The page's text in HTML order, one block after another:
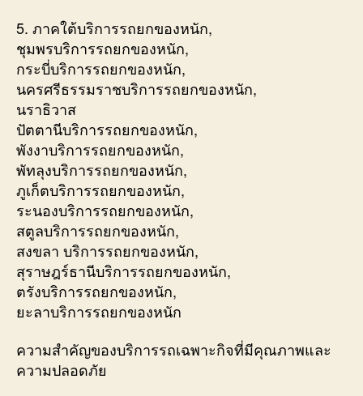
5. ภาคใต้บริการรถยกของหนัก,
ชุมพรบริการรถยกของหนัก,
กระบี่บริการรถยกของหนัก,
นครศรีธรรมราชบริการรถยกของหนัก,
นราธิวาส
ปัตตานีบริการรถยกของหนัก,
พังงาบริการรถยกของหนัก,
พัทลุงบริการรถยกของหนัก,
ภูเก็ตบริการรถยกของหนัก,
ระนองบริการรถยกของหนัก,
สตูลบริการรถยกของหนัก,
สงขลา บริการรถยกของหนัก,
สุราษฎร์ธานีบริการรถยกของหนัก,
ตรังบริการรถยกของหนัก,
ยะลาบริการรถยกของหนัก
ความสำคัญของบริการรถเฉพาะกิจที่มีคุณภาพและ
ความปลอดภัย